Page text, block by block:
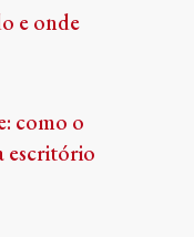
e onde
como o
escritório